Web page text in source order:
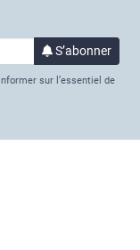
S’abonnerà la
sur l’essentiel de